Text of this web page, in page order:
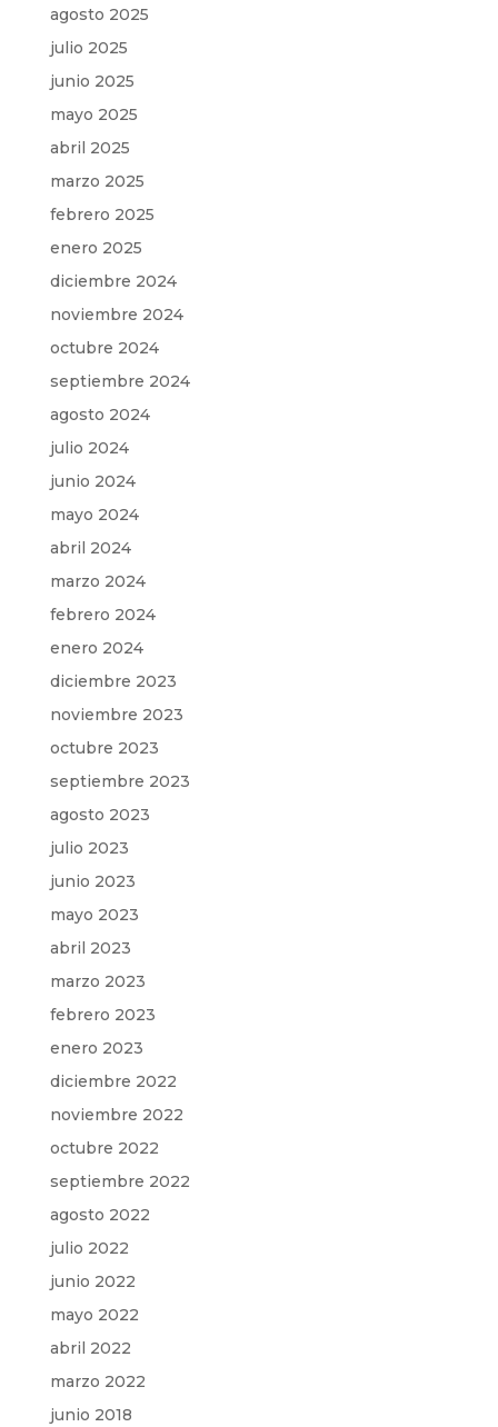
agosto 2025
julio 2025
junio 2025
mayo 2025
abril 2025
marzo 2025
febrero 2025
enero 2025
diciembre 2024
noviembre 2024
octubre 2024
septiembre 2024
agosto 2024
julio 2024
junio 2024
mayo 2024
abril 2024
marzo 2024
febrero 2024
enero 2024
diciembre 2023
noviembre 2023
octubre 2023
septiembre 2023
agosto 2023
julio 2023
junio 2023
mayo 2023
abril 2023
marzo 2023
febrero 2023
enero 2023
diciembre 2022
noviembre 2022
octubre 2022
septiembre 2022
agosto 2022
julio 2022
junio 2022
mayo 2022
abril 2022
marzo 2022
junio 2018